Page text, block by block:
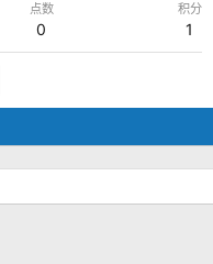
点数
0
积分
1